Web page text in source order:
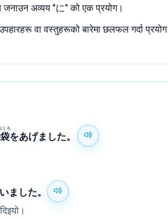
जनाउन अव्यय "に" को एक प्रयोग।
वा वस्तुहरूको बारेमा छलफल गर्दा प्रयोग
袋
くろ
をあげました。
ました。